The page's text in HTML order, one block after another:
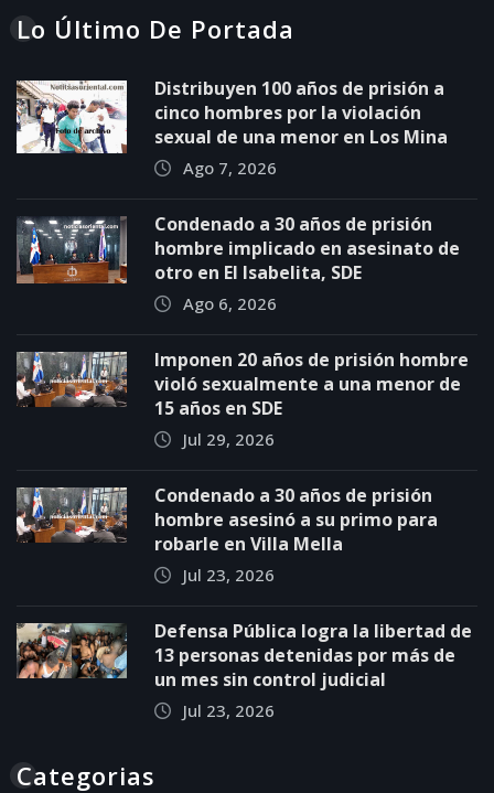
Lo Último De Portada
Distribuyen 100 años de prisión a
cinco hombres por la violación
sexual de una menor en Los Mina
Ago 7, 2026
Condenado a 30 años de prisión
hombre implicado en asesinato de
otro en El Isabelita, SDE
Ago 6, 2026
Imponen 20 años de prisión hombre
violó sexualmente a una menor de
15 años en SDE
Jul 29, 2026
Condenado a 30 años de prisión
hombre asesinó a su primo para
robarle en Villa Mella
Jul 23, 2026
Defensa Pública logra la libertad de
13 personas detenidas por más de
un mes sin control judicial
Jul 23, 2026
Categorias